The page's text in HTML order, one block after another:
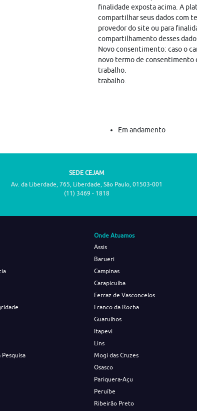
finalidade exposta acima. A
compartilhar seus dados com
provedor do site ou para
compartilhamento desses
Novo consentimento: caso o
novo termo de consentimento
trabalho.
trabalho.
Em andamento
SEDE CEJAM
Av. da Liberdade, 765, Liberdade, São Paulo, 01503-001
(11) 3469 - 1818
Onde Atuamos
Assis
Barueri
Campinas
Carapicuíba
Ferraz de Vasconcelos
Franco da Rocha
Guarulhos
Itapevi
Lins
Mogi das Cruzes
Osasco
Pariquera-Açu
Peruíbe
Ribeirão Preto